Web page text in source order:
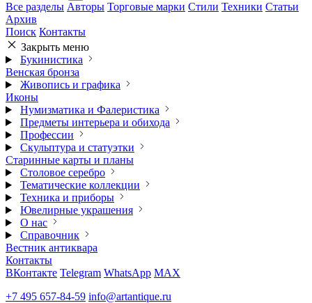
Все разделы Авторы Торговые марки Стили Техники Статьи
Архив
Поиск Контакты
Закрыть меню
Букинистика
Венская бронза
Живопись и графика
Иконы
Нумизматика и Фалеристика
Предметы интерьера и обихода
Профессии
Скульптура и статуэтки
Старинные карты и планы
Столовое серебро
Тематические коллекции
Техника и приборы
Ювелирные украшения
О нас
Справочник
Вестник антиквара
Контакты
ВКонтакте Telegram WhatsApp MAX
+7 495 657-84-59 info@artantique.ru